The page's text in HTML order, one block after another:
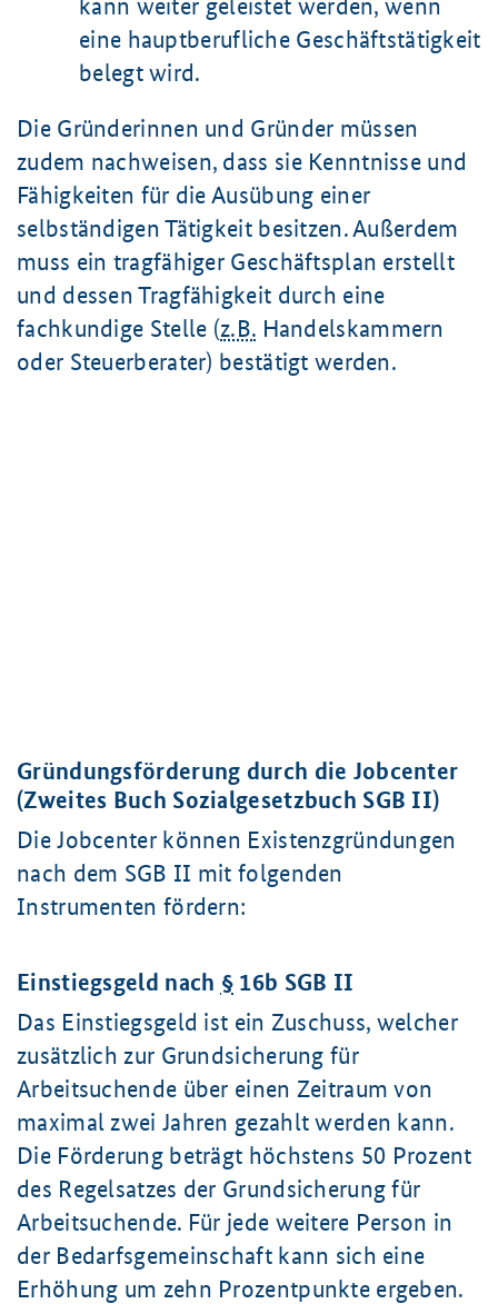
kann weiter geleistet werden, wenn
eine hauptberufliche Geschäftstätigkeit
belegt wird.
Die Gründerinnen und Gründer müssen
zudem nachweisen, dass sie Kenntnisse und
Fähigkeiten für die Ausübung einer
selbständigen Tätigkeit besitzen. Außerdem
muss ein tragfähiger Geschäftsplan erstellt
und dessen Tragfähigkeit durch eine
fachkundige Stelle (z.B. Handelskammern
oder Steuerberater) bestätigt werden.
Gründungsförderung durch die Jobcenter
(Zweites Buch Sozialgesetzbuch SGB II)
Die Jobcenter können Existenzgründungen
nach dem SGB II mit folgenden
Instrumenten fördern:
Einstiegsgeld nach § 16b SGB II
Das Einstiegsgeld ist ein Zuschuss, welcher
zusätzlich zur Grundsicherung für
Arbeitsuchende über einen Zeitraum von
maximal zwei Jahren gezahlt werden kann.
Die Förderung beträgt höchstens 50 Prozent
des Regelsatzes der Grundsicherung für
Arbeitsuchende. Für jede weitere Person in
der Bedarfsgemeinschaft kann sich eine
Erhöhung um zehn Prozentpunkte ergeben.